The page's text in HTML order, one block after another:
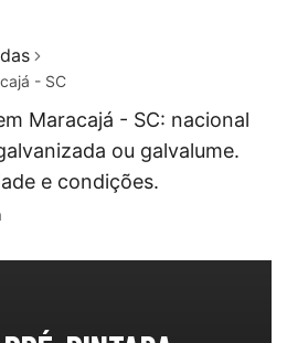
- SC
Maracajá - SC: nacional
ou galvalume.
e condições.